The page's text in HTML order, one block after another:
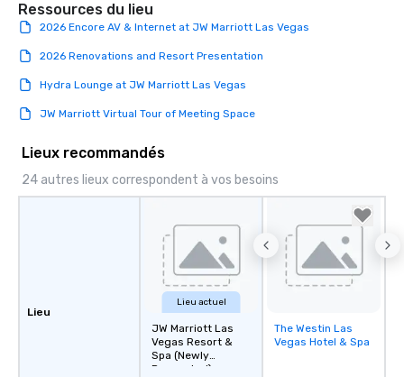
Ressources du lieu
2026 Encore AV & Internet at JW Marriott Las Vegas
2026 Renovations and Resort Presentation
Hydra Lounge at JW Marriott Las Vegas
JW Marriott Virtual Tour of Meeting Space
Lieux recommandés
24 autres lieux correspondent à vos besoins
Lieu
Lieu actuel
JW Marriott Las
Vegas Resort &
Spa (Newly
Renovated)
Removed from
favorites
The Westin Las
Vegas Hotel & Spa